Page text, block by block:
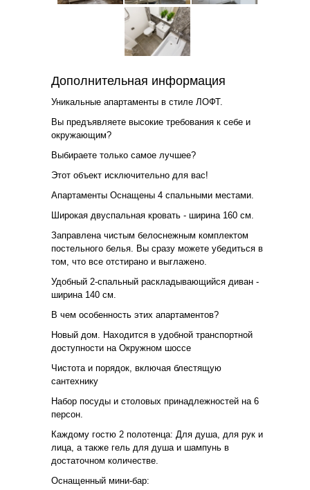
Дополнительная информация
Уникальные апартаменты в стиле ЛОФТ.
Вы предъявляете высокие требования к себе и
окружающим?
Выбираете только самое лучшее?
Этот объект исключительно для вас!
Апартаменты Оснащены 4 спальными местами.
Широкая двуспальная кровать - ширина 160 см.
Заправлена чистым белоснежным комплектом
постельного белья. Вы сразу можете убедиться в
том, что все отстирано и выглажено.
Удобный 2-спальный раскладывающийся диван -
ширина 140 см.
В чем особенность этих апартаментов?
Новый дом. Находится в удобной транспортной
доступности на Окружном шоссе
Чистота и порядок, включая блестящую
сантехнику
Набор посуды и столовых принадлежностей на 6
персон.
Каждому гостю 2 полотенца: Для душа, для рук и
лица, а также гель для душа и шампунь в
достаточном количестве.
Оснащенный мини-бар: